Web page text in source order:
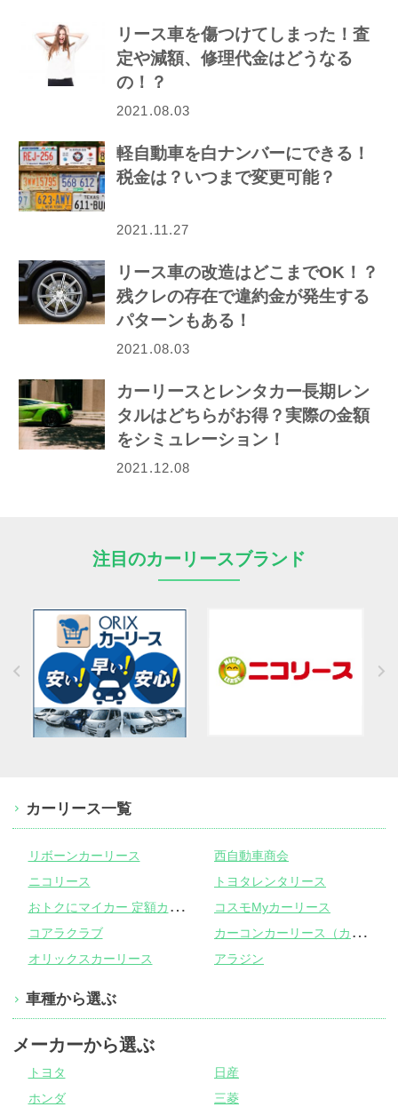
リース車を傷つけてしまった！査
定や減額、修理代金はどうなる
の！？
2021.08.03
軽自動車を白ナンバーにできる！
税金は？いつまで変更可能？
2021.11.27
リース車の改造はどこまでOK！？
残クレの存在で違約金が発生する
パターンもある！
2021.08.03
カーリースとレンタカー長期レン
タルはどちらがお得？実際の金額
をシミュレーション！
2021.12.08
注目のカーリースブランド
カーリース一覧
リボーンカーリース
西自動車商会
ニコリース
トヨタレンタリース
お
トクにマイカー 定額カルモくん
コスモMyカーリース
コアラクラブ
カ
ーコンカーリース（カーコンビニ倶楽部）
オリックスカーリース アラジン
車種から選ぶ
メーカーから選ぶ
トヨタ
日産
ホンダ
三菱